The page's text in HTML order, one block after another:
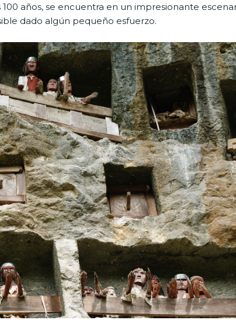
años, se encuentra en un impresionante
dado algún pequeño esfuerzo.